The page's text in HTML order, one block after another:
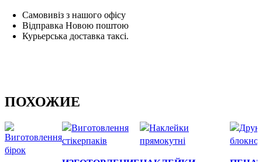
Самовивіз з нашого офісу
Відправка Новою поштою
Курьерська доставка таксі.
ПОХОЖИЕ